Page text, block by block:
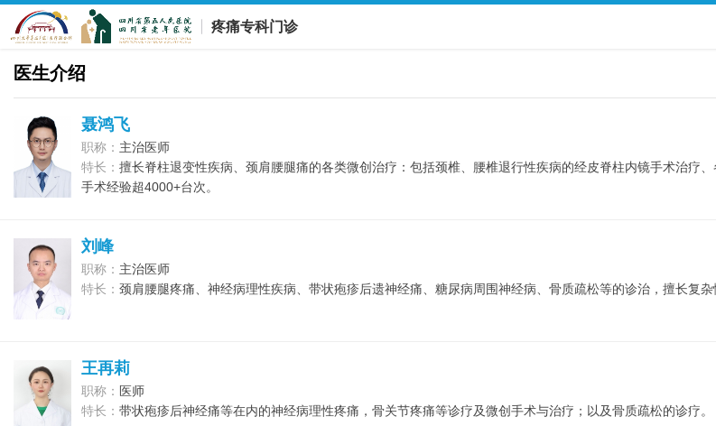
疼痛专科门诊
医生介绍
聂鸿飞
职称： 主治医师
特长： 擅长脊柱退变性疾病、颈肩腰腿痛的各类微创治疗：包括颈椎、腰椎退行性疾病的经皮脊柱内镜手术治疗
手术经验超4000+台次。
刘峰
职称： 主治医师
特长： 颈肩腰腿疼痛、神经病理性疾病、带状疱疹后遗神经痛、糖尿病周围神经病、骨质疏松等的诊治，擅长复
王再莉
职称： 医师
特长： 带状疱疹后神经痛等在内的神经病理性疼痛，骨关节疼痛等诊疗及微创手术与治疗；以及骨质疏松的诊疗。